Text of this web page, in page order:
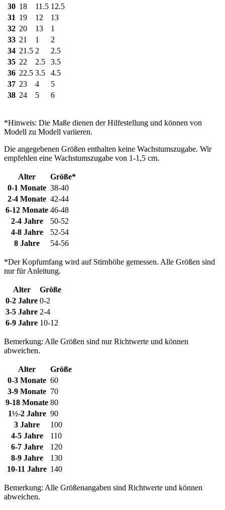
30 18 11.5 12.5
31 19 12
13
32 20 13
1
33 21 1
2
34 21.5 2
2.5
35 22 2.5
3.5
36 22.5 3.5
4.5
37 23 4
5
38 24 5 6
*Hinweis: Die Maße dienen der Hilfestellung und können von
Modell zu Modell variieren.
Die angegebenen Größen enthalten keine Wachstumszugabe. Wir
empfehlen eine Wachstumszugabe von 1-1,5 cm.
Alter
Größe*
0-1 Monate 38-40
2-4 Monate 42-44
6-12 Monate 46-48
2-4 Jahre
50-52
4-8 Jahre
52-54
8 Jahre
54-56
*Der Kopfumfang wird auf Stirnhöhe gemessen. Alle Größen sind
nur für Anleitung.
Alter
Größe
0-2 Jahre 0-2
3-5 Jahre 2-4
6-9 Jahre 10-12
Bemerkung: Alle Größen sind nur Richtwerte und können
abweichen.
Alter
Größe
0-3 Monate 60
3-9 Monate 70
9-18 Monate 80
1½-2 Jahre 90
3 Jahre
100
4-5 Jahre
110
6-7 Jahre
120
8-9 Jahre
130
10-11 Jahre 140
Bemerkung: Alle Größenangaben sind Richtwerte und können
abweichen.